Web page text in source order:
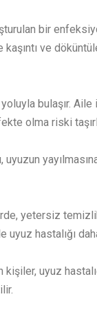
bir
kaşıntı ve
bulaşır.
olma riski
uyuzun
yetersiz
uyuz hastalığı
kişiler, uyuz